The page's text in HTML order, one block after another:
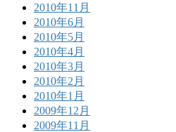
2010年11月
2010年6月
2010年5月
2010年4月
2010年3月
2010年2月
2010年1月
2009年12月
2009年11月